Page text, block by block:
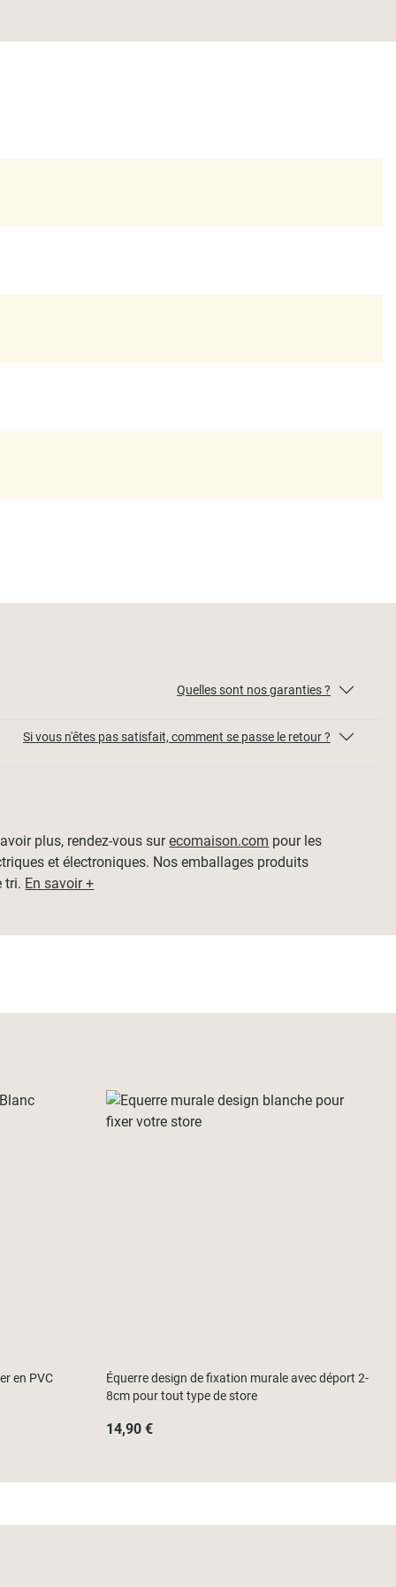
Quelles sont nos garanties ?
Si vous n'êtes pas satisfait, comment se passe le retour ?
plus, rendez-vous surecomaison.com pour les
et électroniques. Nos emballages produits
tri. En savoir +
en PVC
Équerre design de fixation murale avec déport 2-
8cm pour tout type de store
14,90 €